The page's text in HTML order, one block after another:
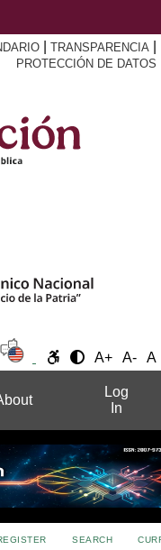
TRANSPARENCIA
PROTECCIÓN DE DATOS
A+ A- A
Log
In
SEARCH